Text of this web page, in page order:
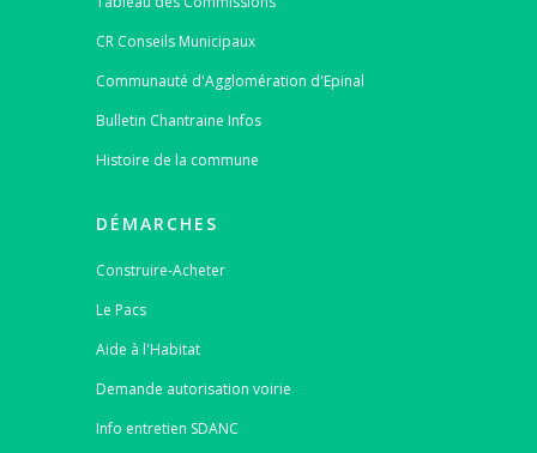
CR Conseils Municipaux
Communauté d'Agglomération d'Epinal
Bulletin Chantraine Infos
Histoire de la commune
DÉMARCHES
Construire-Acheter
Le Pacs
Aide à l'Habitat
Demande autorisation voirie
Info entretien SDANC